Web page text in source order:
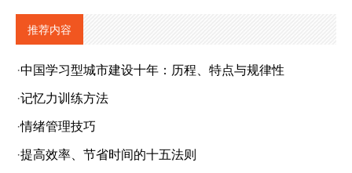
推荐内容
·中国学习型城市建设十年：历程、特点与规律性
·记忆力训练方法
·情绪管理技巧
·提高效率、节省时间的十五法则